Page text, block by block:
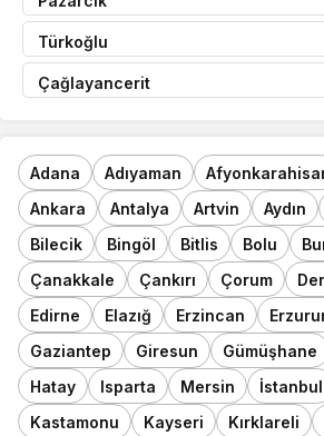
Türkoğlu
Çağlayancerit
Adana Adıyaman
Ankara
Antalya Artvin Aydın
Bilecik
Bingöl Bitlis Bolu
Çanakkale
Çankırı Çorum
Edirne
Elazığ Erzincan
Gaziantep
Giresun Gümüşhane
Hatay
Isparta Mersin İstanbul
Kastamonu
Kayseri Kırklareli